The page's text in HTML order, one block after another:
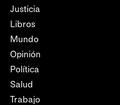
Justicia
Libros
Mundo
Opinión
Política
Salud
Trabajo